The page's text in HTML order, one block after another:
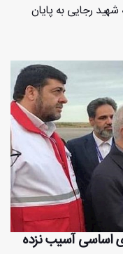
شهید رجایی به پایان
اساسی آسیب نزده